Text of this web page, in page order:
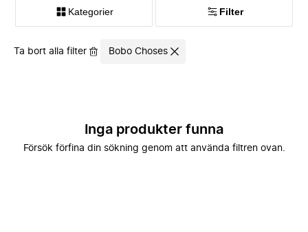
Kategorier Filter
Ta bort alla filter Bobo Choses
Inga produkter funna
Försök förfina din sökning genom att använda filtren ovan.